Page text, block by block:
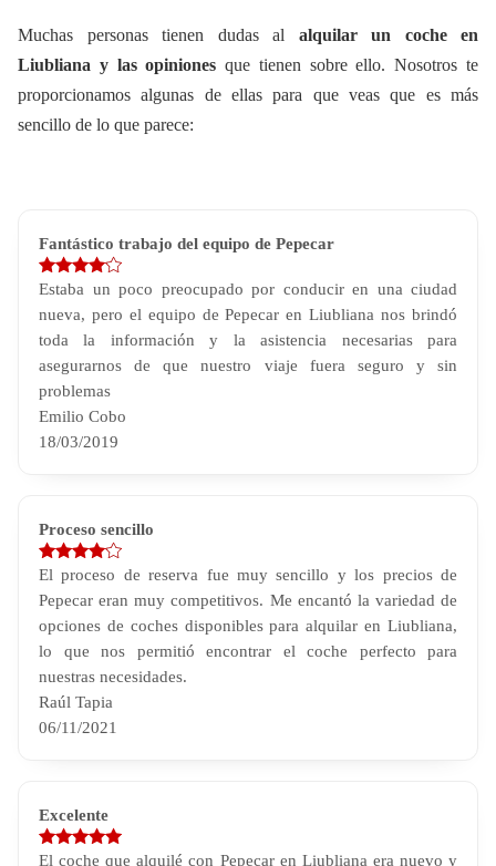
Muchas personas tienen dudas al alquilar un coche en
Liubliana y las opinionesque tienen sobre ello. Nosotros te
proporcionamos algunas de ellas para que veas que es más
sencillo de lo que parece:
Fantástico trabajo del equipo de Pepecar
Estaba un poco preocupado por conducir en una ciudad
nueva, pero el equipo de Pepecar en Liubliana nos brindó
toda la información y la asistencia necesarias para
asegurarnos de que nuestro viaje fuera seguro y sin
problemas
Emilio Cobo
18/03/2019
Proceso sencillo
El proceso de reserva fue muy sencillo y los precios de
Pepecar eran muy competitivos. Me encantó la variedad de
opciones de coches disponibles para alquilar en Liubliana,
lo que nos permitió encontrar el coche perfecto para
nuestras necesidades.
Raúl Tapia
06/11/2021
Excelente
El coche que alquilé con Pepecar en Liubliana era nuevo y